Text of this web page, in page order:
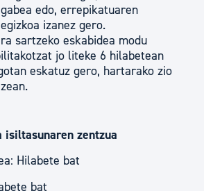
edo, errepikatuaren
izanez gero.
sartzeko eskabidea modu
jo liteke 6 hilabetean
eskatuz gero, hartarako zio
isiltasunaren zentzua
Hilabete bat
bat